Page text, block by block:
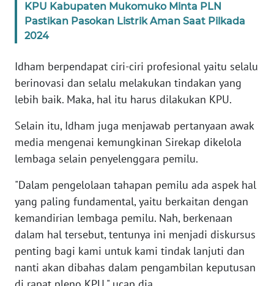
KPU Kabupaten Mukomuko Minta PLN
Pastikan Pasokan Listrik Aman Saat Pilkada
2024
Idham berpendapat ciri-ciri profesional yaitu selalu
berinovasi dan selalu melakukan tindakan yang
lebih baik. Maka, hal itu harus dilakukan KPU.
Selain itu, Idham juga menjawab pertanyaan awak
media mengenai kemungkinan Sirekap dikelola
lembaga selain penyelenggara pemilu.
"Dalam pengelolaan tahapan pemilu ada aspek hal
yang paling fundamental, yaitu berkaitan dengan
kemandirian lembaga pemilu. Nah, berkenaan
dalam hal tersebut, tentunya ini menjadi diskursus
penting bagi kami untuk kami tindak lanjuti dan
nanti akan dibahas dalam pengambilan keputusan
WN
BANTEN
WN
NTT
KEPRI
WN
WN
PAPUA
BARAT
WN
RIAU